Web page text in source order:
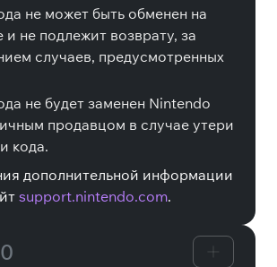
не может быть обменен на
и не подлежит возврату, за
случаев, предусмотренных
не будет заменен Nintendo
продавцом в случае утери
кода.
дополнительной информации
support.nintendo.com.
0